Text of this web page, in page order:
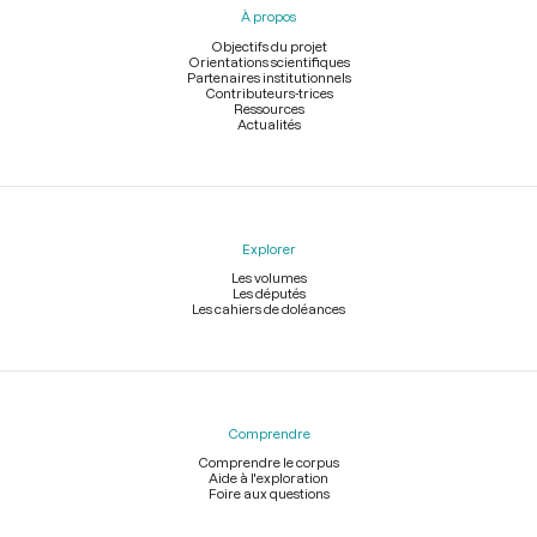
À propos
Objectifs du projet
Orientations scientifiques
Partenaires institutionnels
Contributeurs-trices
Ressources
Actualités
Explorer
Les volumes
Les députés
Les cahiers de doléances
Comprendre
Comprendre le corpus
Aide à l'exploration
Foire aux questions